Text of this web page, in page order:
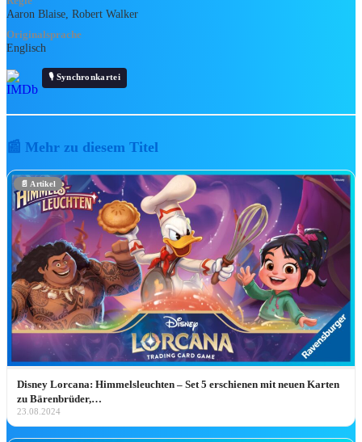
📺
🏰 Disney-Animationsklassiker
📺 Disney Channel
💡 Pixar
🦸 Marvel
⚔️ Star Wars
🧭 Alle Franchises entdecken →
Unser „Descendants: Wicked
Byrd, Kiara Romero & Liamani
Unser Descendants: Wicked Wonderland
Aaron Blaise, Robert Walker
Originalsprache
Englisch
🎙️ Synchronkartei
📰 Mehr zu diesem Titel
📄 Artikel
Disney Lorcana: Himmelsleuchten – Set 5 erschienen mit neuen Karten
zu Bärenbrüder,…
23.08.2024